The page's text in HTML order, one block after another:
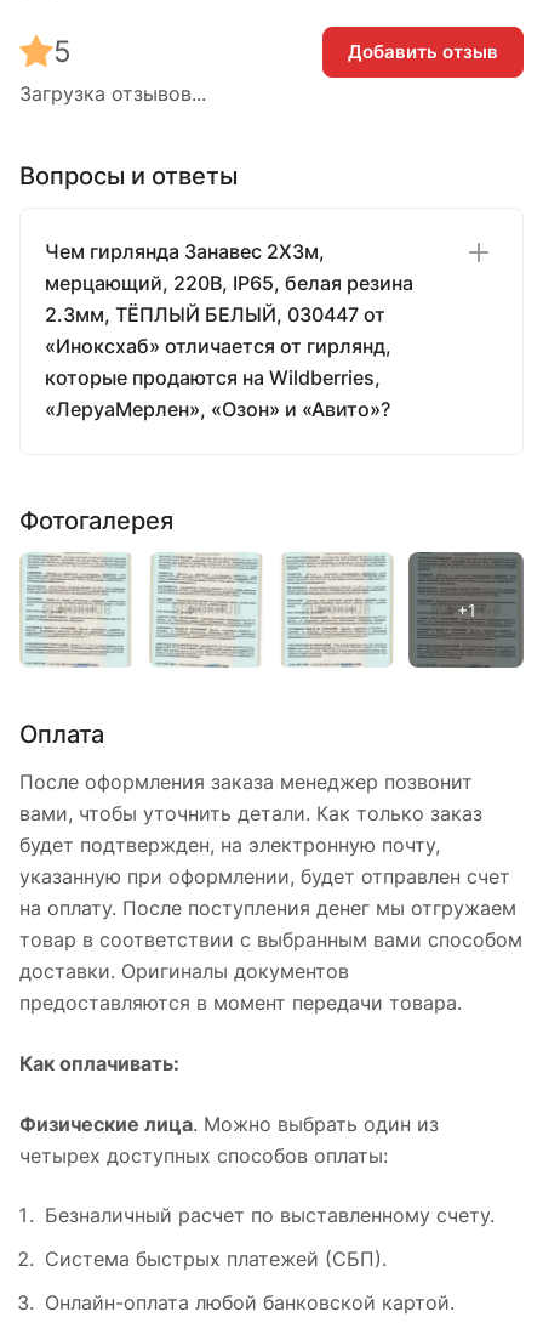
Загрузка отзывов...
5 Добавить отзыв
Вопросы и ответы
Чем гирлянда Занавес 2X3м,
мерцающий, 220В, IP65, белая резина
2.3мм, ТЁПЛЫЙ БЕЛЫЙ, 030447 от
«Иноксхаб» отличается от гирлянд,
которые продаются на Wildberries,
«ЛеруаМерлен», «Озон» и «Авито»?
Фотогалерея
Оплата
После оформления заказа менеджер позвонит
вами, чтобы уточнить детали. Как только заказ
будет подтвержден, на электронную почту,
указанную при оформлении, будет отправлен счет
на оплату. После поступления денег мы отгружаем
товар в соответствии с выбранным вами способом
доставки. Оригиналы документов
предоставляются в момент передачи товара.
Как оплачивать:
Физические лица. Можно выбрать один из
четырех доступных способов оплаты:
Безналичный расчет по выставленному счету.
Система быстрых платежей (СБП).
Онлайн-оплата любой банковской картой.